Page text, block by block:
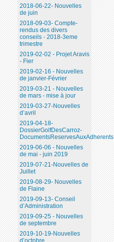
2018-06-22- Nouvelles
de juin
2018-09-03- Compte-
rendus des divers
conseils - 2018-3eme
trimestre
2019-02-02 - Projet Aravis
- Fier
2019-02-16 - Nouvelles
de janvier-Février
2019-03-21 - Nouvelles
de mars - mise à jour
2019-03-27-Nouvelles
d’avril
2019-04-18-
DossierGolfDesCarroz-
DocumentsReservesAuxAdherents
2019-06-06 - Nouvelles
de mai - juin 2019
2019-07-21-Nouvelles de
Juillet
2019-08-29- Nouvelles
de Flaine
2019-09-13- Conseil
d’Administration
2019-09-25 - Nouvelles
de septembre
2019-10-19-Nouvelles